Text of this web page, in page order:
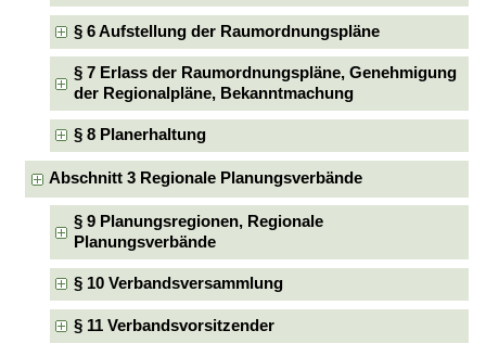
§ 6 Aufstellung der Raumordnungspläne
§ 7 Erlass der Raumordnungspläne, Genehmigung
der Regionalpläne, Bekanntmachung
§ 8 Planerhaltung
Abschnitt 3 Regionale Planungsverbände
§ 9 Planungsregionen, Regionale
Planungsverbände
§ 10 Verbandsversammlung
§ 11 Verbandsvorsitzender